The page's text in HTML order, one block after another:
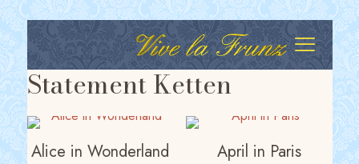
Statement Ketten
Alice in Wonderland April in Paris